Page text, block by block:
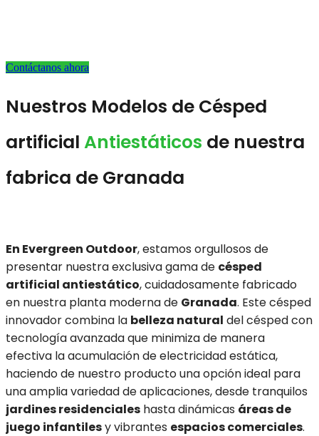
Contáctanos ahora
Nuestros Modelos de Césped
artificial Antiestáticos de nuestra
fabrica de Granada
En Evergreen Outdoor, estamos orgullosos de
presentar nuestra exclusiva gama de césped
artificial antiestático, cuidadosamente fabricado
en nuestra planta moderna de Granada. Este césped
innovador combina la belleza natural del césped con
tecnología avanzada que minimiza de manera
efectiva la acumulación de electricidad estática,
haciendo de nuestro producto una opción ideal para
una amplia variedad de aplicaciones, desde tranquilos
jardines residenciales hasta dinámicas áreas de
juego infantilesy vibrantes espacios comerciales.